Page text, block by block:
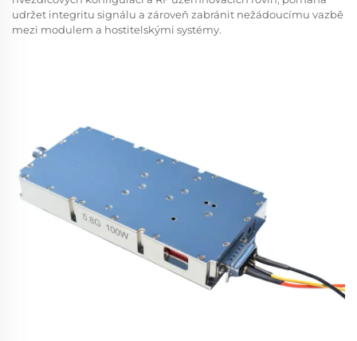
udržet integritu signálu a zároveň zabránit nežádoucímu vazbě
mezi modulem a hostitelskými systémy.